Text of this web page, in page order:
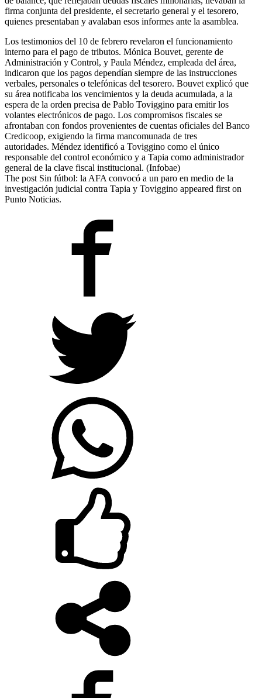
firma conjunta del presidente, el secretario general y el tesorero,
quienes presentaban y avalaban esos informes ante la asamblea.
Los testimonios del 10 de febrero revelaron el funcionamiento
interno para el pago de tributos. Mónica Bouvet, gerente de
Administración y Control, y Paula Méndez, empleada del área,
indicaron que los pagos dependían siempre de las instrucciones
verbales, personales o telefónicas del tesorero. Bouvet explicó que
su área notificaba los vencimientos y la deuda acumulada, a la
espera de la orden precisa de Pablo Toviggino para emitir los
volantes electrónicos de pago. Los compromisos fiscales se
afrontaban con fondos provenientes de cuentas oficiales del Banco
Credicoop, exigiendo la firma mancomunada de tres
autoridades. Méndez identificó a Toviggino como el único
responsable del control económico y a Tapia como administrador
general de la clave fiscal institucional. (Infobae)
The post Sin fútbol: la AFA convocó a un paro en medio de la
investigación judicial contra Tapia y Toviggino appeared first on
Punto Noticias.